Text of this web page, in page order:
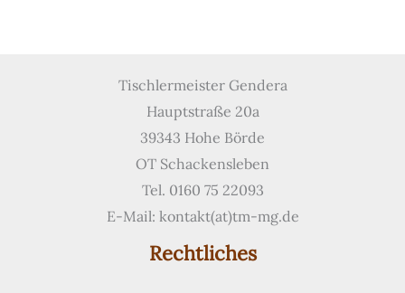
Tischlermeister Gendera
Hauptstraße 20a
39343 Hohe Börde
OT Schackensleben
Tel. 0160 75 22093
E-Mail: kontakt(at)tm-mg.de
Rechtliches